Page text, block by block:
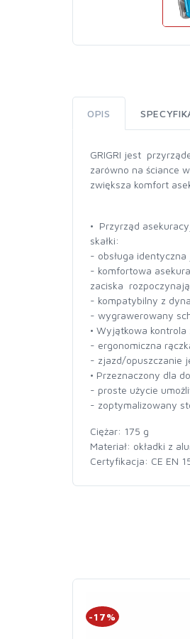
OPIS
GRIGRI jest
zarówno na ściance
zwiększa komfort
• Przyrząd
skałki:
- obsługa
- komfortowa
zaciska
- kompatybilny z
- wygrawerowany
• Wyjątkowa
- ergonomiczna
- zjazd/opuszczanie
• Przeznaczony dla
- proste użycie
- zoptymalizowany
Ciężar: 175 g
Materiał: okładki z
Certyfikacja: CE EN
-17%